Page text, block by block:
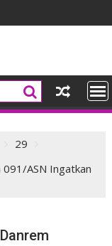
29
ASN Ingatkan